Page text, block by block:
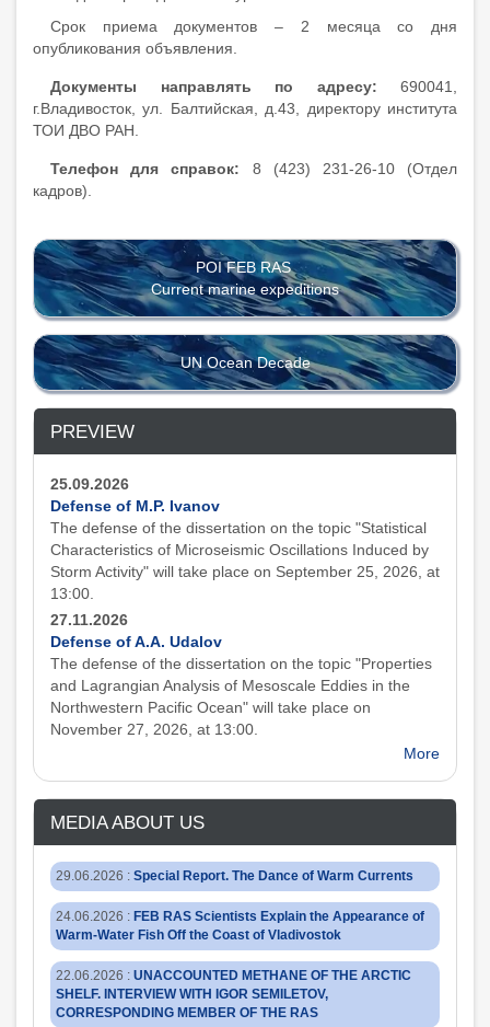
Срок приема документов – 2 месяца со дня
опубликования объявления.
Документы направлять по адресу: 690041,
г.Владивосток, ул. Балтийская, д.43, директору института
ТОИ ДВО РАН.
Телефон для справок: 8 (423) 231-26-10 (Отдел
кадров).
POI FEB RAS
Current marine expeditions
UN Ocean Decade
PREVIEW
25.09.2026
Defense of M.P. Ivanov
The defense of the dissertation on the topic "Statistical
Characteristics of Microseismic Oscillations Induced by
Storm Activity" will take place on September 25, 2026, at
13:00.
27.11.2026
Defense of A.A. Udalov
The defense of the dissertation on the topic "Properties
and Lagrangian Analysis of Mesoscale Eddies in the
Northwestern Pacific Ocean" will take place on
November 27, 2026, at 13:00.
More
MEDIA ABOUT US
29.06.2026 : Special Report. The Dance of Warm Currents
24.06.2026 : FEB RAS Scientists Explain the Appearance of
Warm-Water Fish Off the Coast of Vladivostok
22.06.2026 : UNACCOUNTED METHANE OF THE ARCTIC
SHELF. INTERVIEW WITH IGOR SEMILETOV,
CORRESPONDING MEMBER OF THE RAS